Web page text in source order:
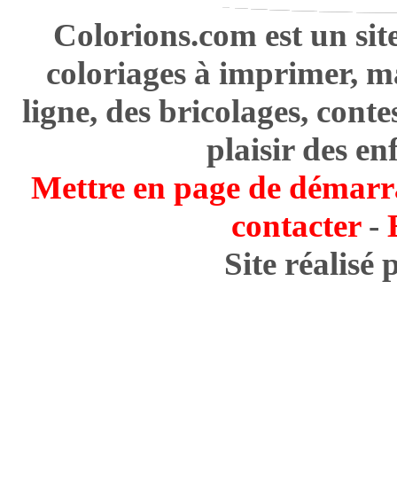
Colorions.com est un
coloriages à imprimer,
ligne, des bricolages,
plaisir des
Mettre en page de
contacter-
Site réalisé